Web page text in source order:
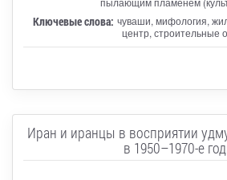
Ключевые слова: чуваши, мифология,
центр, строительные
Иран и иранцы в восприятии
в 1950–1970-е